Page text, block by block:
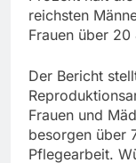
reichsten
Frauen über
Der Bericht
Frauen und
besorgen über
Pflegearbeit.